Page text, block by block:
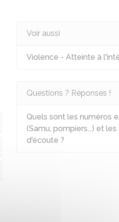
Voir aussi
Violence - Atteinte à
Questions ? Réponses !
Quels sont les numéros
(Samu, pompiers...) et
d'écoute ?